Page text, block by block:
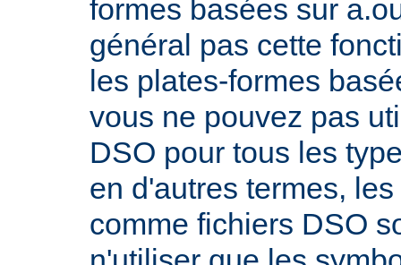
formes basées sur
général pas cette
les plates-formes
vous ne pouvez pas
DSO pour tous les
en d'autres termes,
comme fichiers DSO